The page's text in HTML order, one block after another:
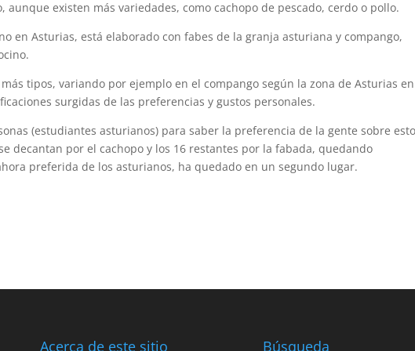
aunque existen más variedades, como cachopo de pescado, cerdo o pollo.
en Asturias, está elaborado con fabes de la granja asturiana y compango,
tipos, variando por ejemplo en el compango según la zona de Asturias
surgidas de las preferencias y gustos personales.
(estudiantes asturianos) para saber la preferencia de la gente sobre
decantan por el cachopo y los 16 restantes por la fabada, quedando
preferida de los asturianos, ha quedado en un segundo lugar.
Acerca de este sitio Búsqueda